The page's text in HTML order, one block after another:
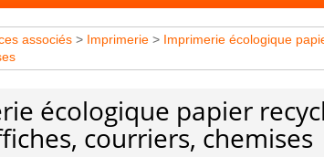
associés > Imprimerie > Imprimerie écologique
écologique papier
courriers, chemises